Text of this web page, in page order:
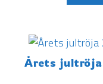
Årets jultröja